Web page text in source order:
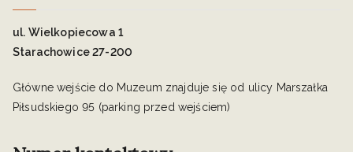
ul. Wielkopiecowa 1
Starachowice 27-200
Główne wejście do Muzeum znajduje się od ulicy Marszałka
Piłsudskiego 95 (parking przed wejściem)